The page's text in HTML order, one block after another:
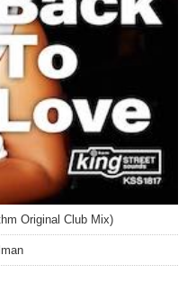
Original Club Mix)